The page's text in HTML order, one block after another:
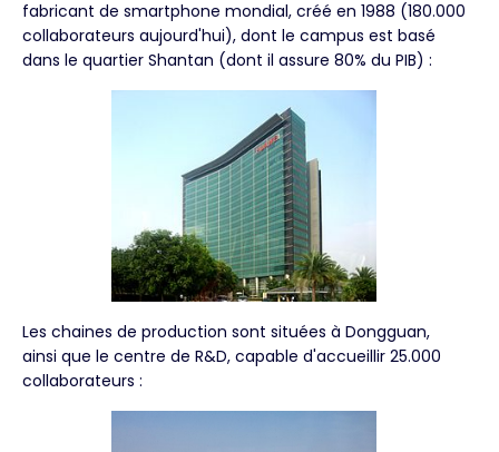
fabricant de smartphone mondial, créé en 1988 (180.000
collaborateurs aujourd'hui), dont le campus est basé
dans le quartier Shantan (dont il assure 80% du PIB) :
Les chaines de production sont situées à Dongguan,
ainsi que le centre de R&D, capable d'accueillir 25.000
collaborateurs :